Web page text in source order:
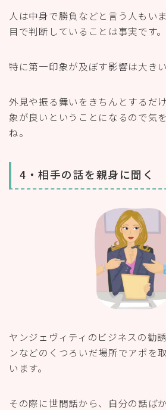
人は中身で勝負などと言う人もい
目で判断していることは事実です。
特に第一印象が及ぼす影響は大きい
外見や振る舞いをきちんとするだ
象が良いということになるので気
ね。
4・相手の話を親身に聞く
ヤンジェヴィティのビジネスの勧
ンなどのくつろいだ場所でアポを
います。
その際に世間話から、自分の話ば